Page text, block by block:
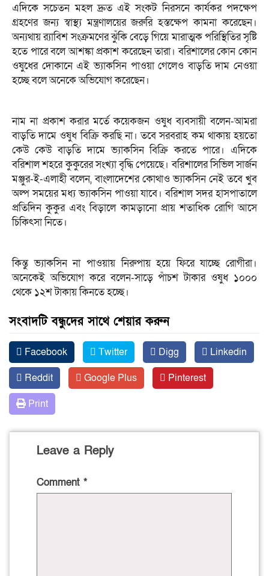
এদিকে সচেতন মহল দ্রুত এই সংকট নিরসনে কার্যকর পদক্ষেপ
গ্রহণের জন্য স্বাস্থ্য মন্ত্রণালয়ের জরুরি হস্তক্ষেপ কামনা করেছেন।
অন্যথায় র‌্যাবিশ সংক্রমণের ঝুঁকি বেড়ে গিয়ে মারাত্মক পরিস্থিতির সৃষ্টি
হতে পারে বলে আশঙ্কা প্রকাশ করেছেন তারা। বরিশালের কোন কোন
ওষুধের দোকানে এই ভ্যাকসিন পাওয়া গেলেও বাড়তি দাম নেওয়া
হচ্ছে বলে অনেকে অভিযোগ করেছেন।
নাম না প্রকাশ করার মর্তে কয়েকজন ওষুধ ব্যবসায়ী বলেন-আমরা
বাড়তি দামে ওষুধ বিক্রি করছি না। তবে সরবরাহ কম থাকায় হয়তো
কেউ কেউ বাড়তি দামে ভ্যাকসিন বিক্রি করতে পারে। এদিকে
বরিশাল শহরে কুকুরের সংখ্যা বৃদ্ধি পেয়েছে। বরিশালের সিভিল সার্জন
মঞ্জুর-ই-এলাহী বলেন, বাংলাদেশের কোথাও ভ্যাকসিন নেই তবে খুব
অল্প সময়ের মধ্য ভ্যাকসিন পাওয়া যাবে। বরিশাল সদর হাসপাতালে
প্রতিদিন কুকুর এবং বিড়ালে কামড়ানো প্রায় শতাধিক রোগি আসে
চিকিৎসা নিতে।
কিন্তু ভ্যাকসিন না পাওয়ায় নিরুপায় হয়ে ফিরে যাচ্ছে রোগীরা।
অনেকেই অভিযোগ করে বলেন-সাড়ে পাঁচশ টাকার ওষুধ ১০০০
থেকে ১২শ টাকায় কিনতে হচ্ছে।
সংবাদটি বন্ধুদের সাথে শেয়ার করুন
Facebook Twitter Digg
Linkedin
Reddit
Google Plus
Pinterest
Print
Leave a Reply
Comment *